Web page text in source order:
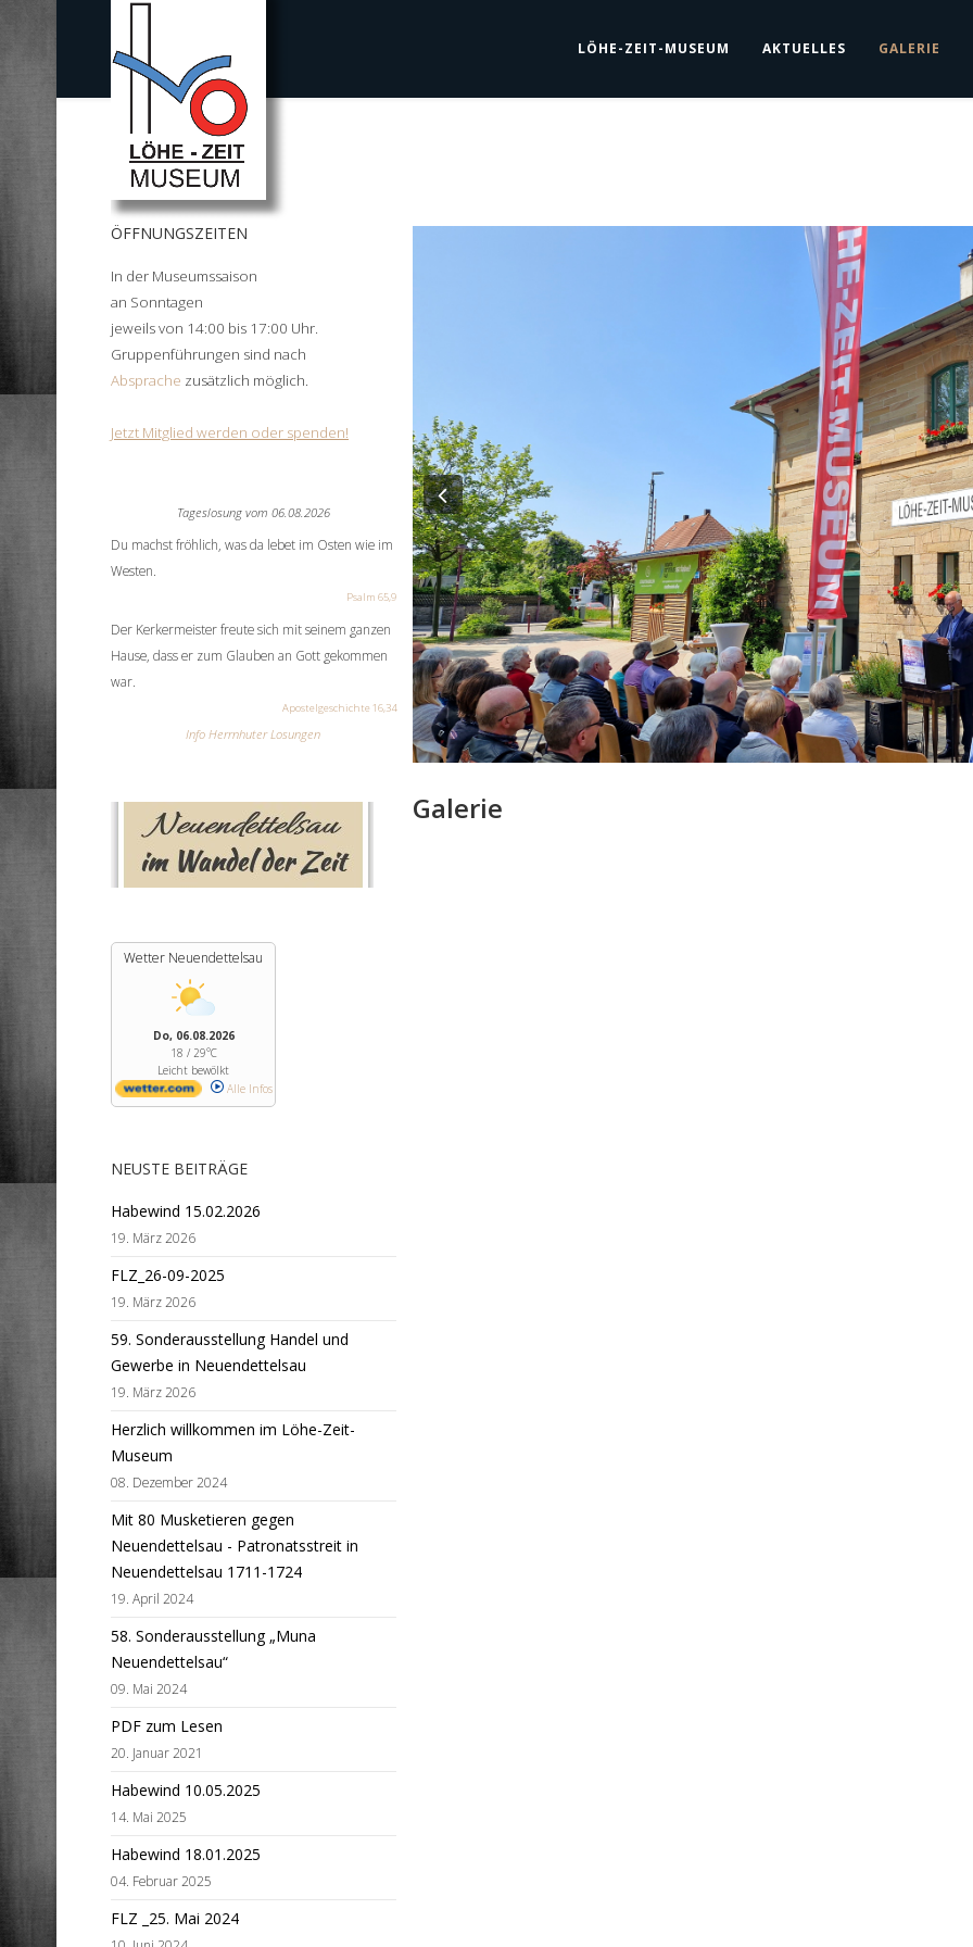
LÖHE-ZEIT-MUSEUM AKTUELLES GALERIE
ÖFFNUNGSZEITEN
In der Museumssaison
an Sonntagen
jeweils von 14:00 bis 17:00 Uhr.
Gruppenführungen sind nach
Absprache zusätzlich möglich.
Jetzt Mitglied werden oder spenden!
Tageslosung vom 06.08.2026
Du machst fröhlich, was da lebet im Osten wie im
Westen.
Psalm 65,9
Der Kerkermeister freute sich mit seinem ganzen
Hause, dass er zum Glauben an Gott gekommen
war.
Apostelgeschichte 16,34
Info Herrnhuter Losungen
Wetter Neuendettelsau
Do, 06.08.2026
18 / 29°C
Leicht bewölkt
Alle Infos
NEUSTE BEITRÄGE
Habewind 15.02.2026
19. März 2026
FLZ_26-09-2025
19. März 2026
59. Sonderausstellung Handel und
Gewerbe in Neuendettelsau
19. März 2026
Herzlich willkommen im Löhe-Zeit-
Museum
08. Dezember 2024
Mit 80 Musketieren gegen
Neuendettelsau - Patronatsstreit in
Neuendettelsau 1711-1724
19. April 2024
58. Sonderausstellung „Muna
Neuendettelsau“
09. Mai 2024
PDF zum Lesen
20. Januar 2021
Habewind 10.05.2025
14. Mai 2025
Habewind 18.01.2025
04. Februar 2025
FLZ _25. Mai 2024
Previous
Galerie